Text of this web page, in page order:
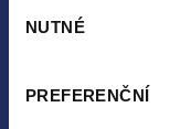
souhlasu
NUTNÉ
PREFERENČNÍ
Partneři